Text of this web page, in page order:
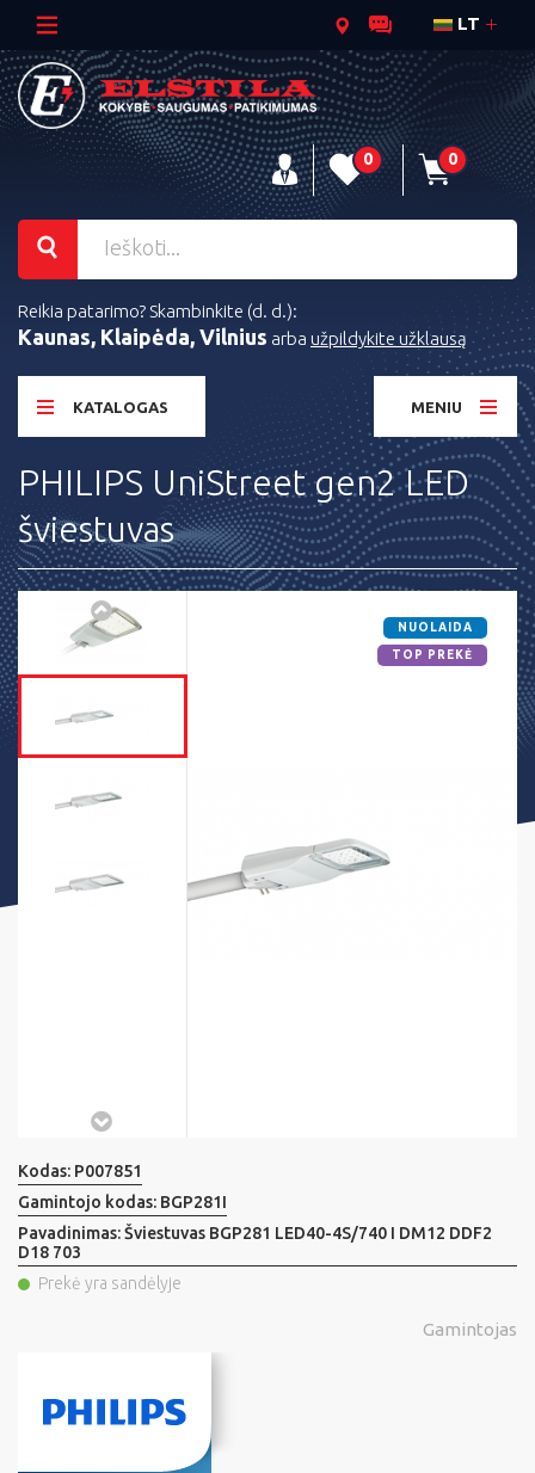
LT
0 0
Reikia patarimo? Skambinkite (d. d.):
Kaunas, Klaipėda, Vilnius arba užpildykite užklausą
KATALOGAS MENIU
PHILIPS UniStreet gen2 LED
šviestuvas
NUOLAIDA
TOP PREKĖ
Kodas: P007851
Gamintojo kodas: BGP281I
Pavadinimas:Šviestuvas BGP281 LED40-4S/740 I DM12 DDF2
D18 703
Prekė yra sandėlyje
Gamintojas